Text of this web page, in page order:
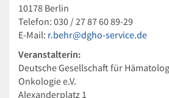
10178 Berlin
Telefon: 030 / 27 87 60 89-29
E-Mail: r.behr@dgho-service.de
Veranstalterin:
Deutsche Gesellschaft für
Onkologie e.V.
Alexanderplatz 1